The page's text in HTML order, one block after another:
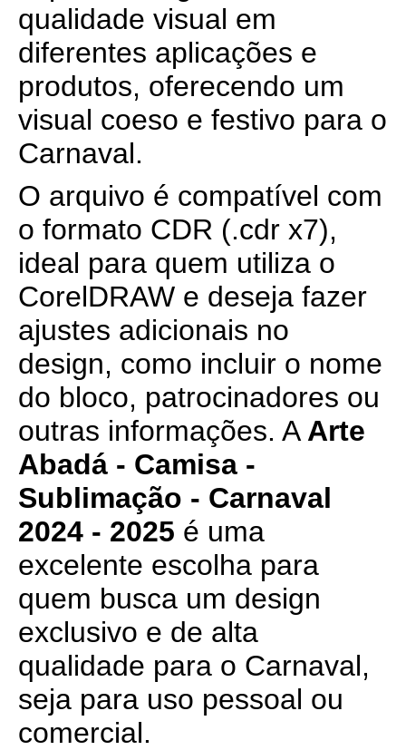
qualidade visual em
diferentes aplicações e
produtos, oferecendo um
visual coeso e festivo para o
Carnaval.
O arquivo é compatível com
o formato CDR (.cdr x7),
ideal para quem utiliza o
CorelDRAW e deseja fazer
ajustes adicionais no
design, como incluir o nome
do bloco, patrocinadores ou
outras informações. A Arte
Abadá - Camisa -
Sublimação - Carnaval
2024 - 2025 é uma
excelente escolha para
quem busca um design
exclusivo e de alta
qualidade para o Carnaval,
seja para uso pessoal ou
comercial.